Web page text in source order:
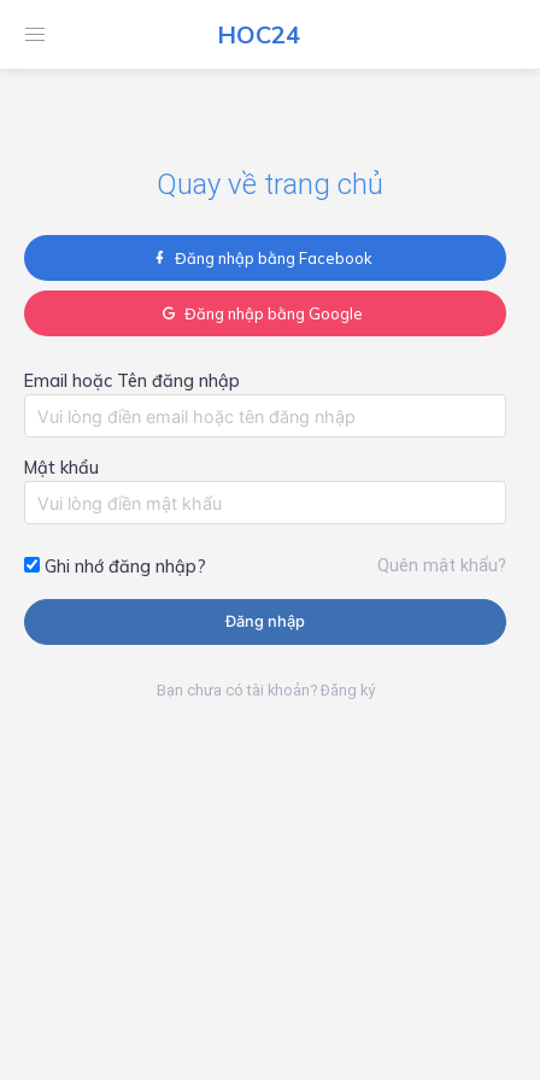
HOC24
HOC24
Quay về trang chủ
Đăng nhập bằng Facebook
Đăng nhập bằng Google
Email hoặc Tên đăng nhập
Mật khẩu
Ghi nhớ đăng nhập? Quên mật khẩu?
Đăng nhập
Bạn chưa có tài khoản? Đăng ký